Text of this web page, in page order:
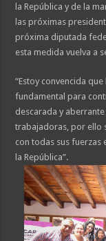
la República y de la
las próximas
próxima diputada
esta medida vuelva a
“Estoy convencida
fundamental para
descarada y
trabajadoras, por ello
con todas sus fuerzas
la República”.